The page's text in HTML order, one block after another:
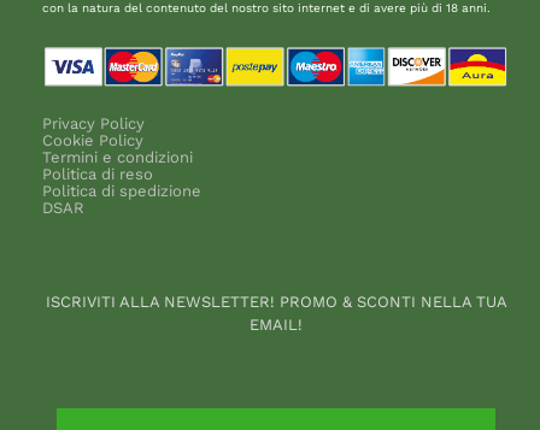
con la natura del contenuto del nostro sito internet e di avere più di 18 anni.
Privacy Policy
Cookie Policy
Termini e condizioni
Politica di reso
Politica di spedizione
DSAR
ISCRIVITI ALLA NEWSLETTER! PROMO & SCONTI NELLA TUA
EMAIL!